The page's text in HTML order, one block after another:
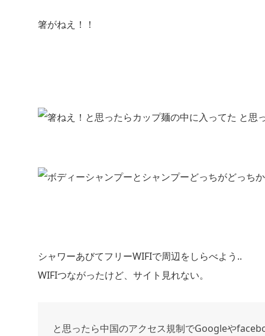
箸がねえ！！
と思
シャワーあびてフリーWIFIで周辺をしらべよう..
WIFIつながったけど、サイト見れない。
と思ったら中国のアクセス規制でGoogleや